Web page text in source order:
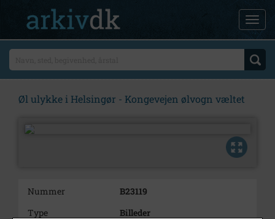
Øl ulykke i Helsingør - Kongevejen ølvogn væltet
Nummer
B23119
Type
Billeder